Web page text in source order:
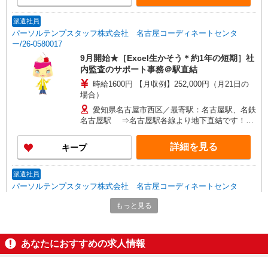
派遣社員
パーソルテンプスタッフ株式会社 名古屋コーディネートセンタ
ー/26-0580017
9月開始★［Excel生かそう＊約1年の短期］社
内監査のサポート事務＠駅直結
時給1600円 【月収例】252,000円（月21日の
場合）
愛知県名古屋市西区／最寄駅：名古屋駅、名鉄
名古屋駅 ⇒名古屋駅各線より地下直結です！紫
キープ 詳細を見る
派遣社員
パーソルテンプスタッフ株式会社 名古屋コーディネートセンタ
時間相談◎8月［インテリア商社］経理サポ│
時給1500円
愛知県名古屋市西区／最寄駅：浅間町駅、丸の
もっと見る
あなたにおすすめの求人情報